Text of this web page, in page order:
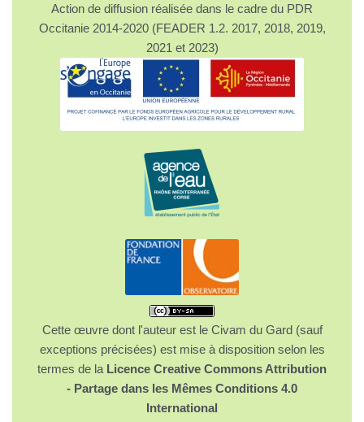
Action de diffusion réalisée dans le cadre du PDR
Occitanie 2014-2020 (FEADER 1.2. 2017, 2018, 2019,
2021 et 2023)
Cette œuvre dont l'auteur est le Civam du Gard (sauf
exceptions précisées) est mise à disposition selon les
termes de la Licence Creative Commons Attribution
- Partage dans les Mêmes Conditions 4.0
International